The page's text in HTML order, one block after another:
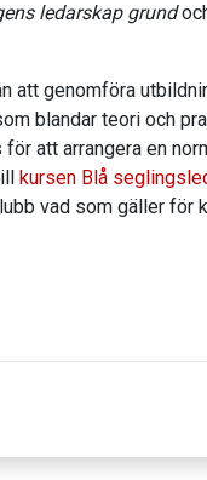
ledarskap grund
att genomföra
blandar teori och
att arrangera en
kursen Blå
vad som gäller för